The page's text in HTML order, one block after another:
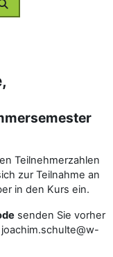
Kurse suchen
Teilnehmerzahlen
zur Teilnahme an
in den Kurs ein.
senden Sie vorher